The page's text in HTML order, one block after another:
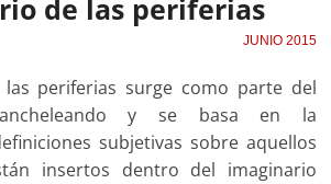
de las periferias
JUNIO 2015
periferias surge como parte del
y se basa en la
subjetivas sobre aquellos
insertos dentro del imaginario